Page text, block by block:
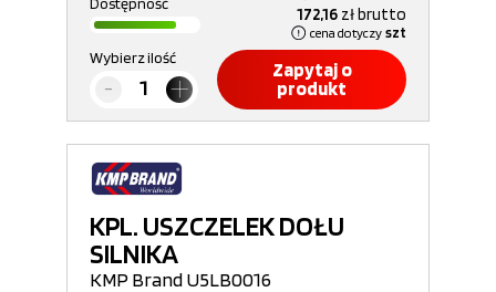
172,16 złbrutto
cena dotyczy szt
Wybierz ilość
Zapytaj o
produkt
KPL. USZCZELEK DOŁU
SILNIKA
KMP Brand U5LB0016